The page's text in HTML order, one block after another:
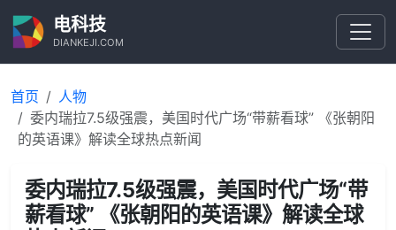
电科技
DIANKEJI.COM
首页
人物
委内瑞拉7.5级强震，美国时代广场“带薪看球” 《张朝阳
的英语课》解读全球热点新闻
委内瑞拉7.5级强震，美国时代广场“带
薪看球” 《张朝阳的英语课》解读全球